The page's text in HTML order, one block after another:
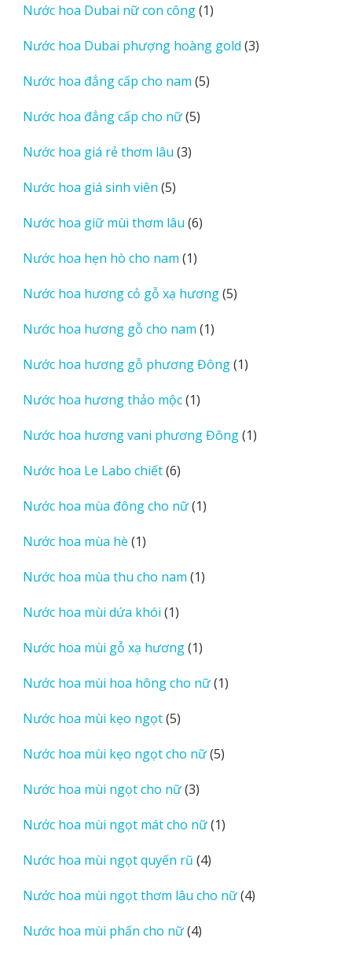
phẩm
Nước hoa Dubai nữ con công 11
phẩm
Nước hoa Dubai phượng hoàng gold 33
Nước hoa đẳng cấp cho nam 55
Nước hoa đẳng cấp cho nữ 55
Nước hoa giá rẻ thơm lâu 33
Nước hoa giá sinh viên 55
phẩm
Nước hoa giữ mùi thơm lâu 66
Nước hoa hẹn hò cho nam 11
phẩm
Nước hoa hương cỏ gỗ xạ hương 55
Nước hoa hương gỗ cho nam 11
phẩm
Nước hoa hương gỗ phương Đông 11
Nước hoa hương thảo mộc 11
phẩm
Nước hoa hương vani phương Đông 11
Nước hoa Le Labo chiết 66
phẩm
Nước hoa mùa đông cho nữ 11
Nước hoa mùa hè 11
phẩm
Nước hoa mùa thu cho nam 11
Nước hoa mùi dứa khói 11
phẩm
Nước hoa mùi gỗ xạ hương 11
phẩm
Nước hoa mùi hoa hông cho nữ 11
Nước hoa mùi kẹo ngọt 55
phẩm
Nước hoa mùi kẹo ngọt cho nữ 55
Nước hoa mùi ngọt cho nữ 33
phẩm
Nước hoa mùi ngọt mát cho nữ 11
Nước hoa mùi ngọt quyến rũ 44
phẩm
Nước hoa mùi ngọt thơm lâu cho nữ 44
Nước hoa mùi phấn cho nữ 44